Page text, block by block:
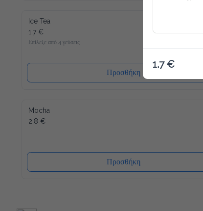
Ice Tea
1.7 €
Επίλεξε από 4 γεύσεις
Προσθήκη
Mocha
2.8 €
Προσθήκη
1.7 €